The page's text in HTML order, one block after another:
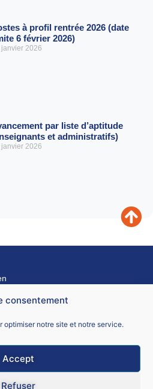
consentement
optimiser notre site et notre service.
Accept
Refuser
à profil rentrée 2026 (date
6 février 2026)
janvier 2026
par liste d’aptitude
et administratifs)
2026